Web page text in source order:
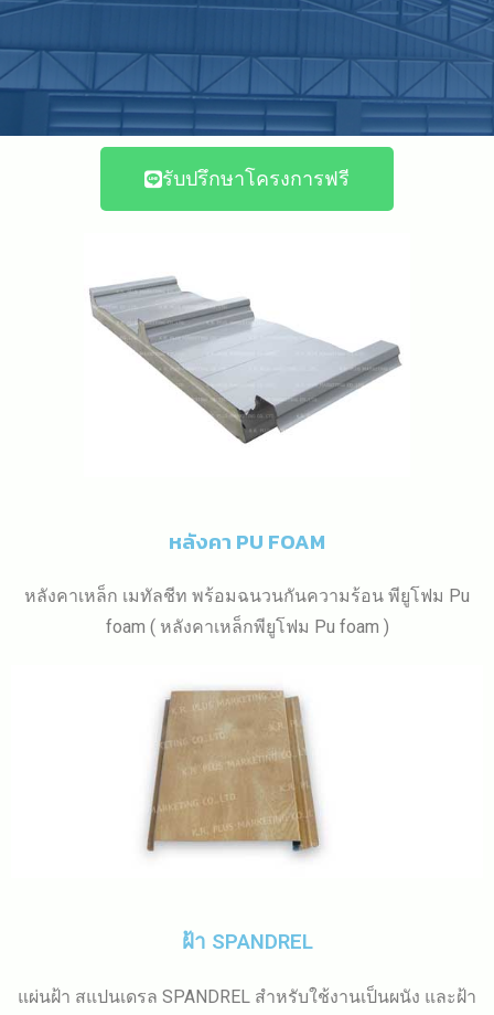
รับปรึกษาโครงการฟรี
หลังคา PU FOAM
หลังคาเหล็ก เมทัลชีท พร้อมฉนวนกันความร้อน พียูโฟม Pu
foam ( หลังคาเหล็กพียูโฟม Pu foam )
ฝ้า SPANDREL
แผ่นฝ้า สแปนเดรล SPANDREL สำหรับใช้งานเป็นผนัง และฝ้า